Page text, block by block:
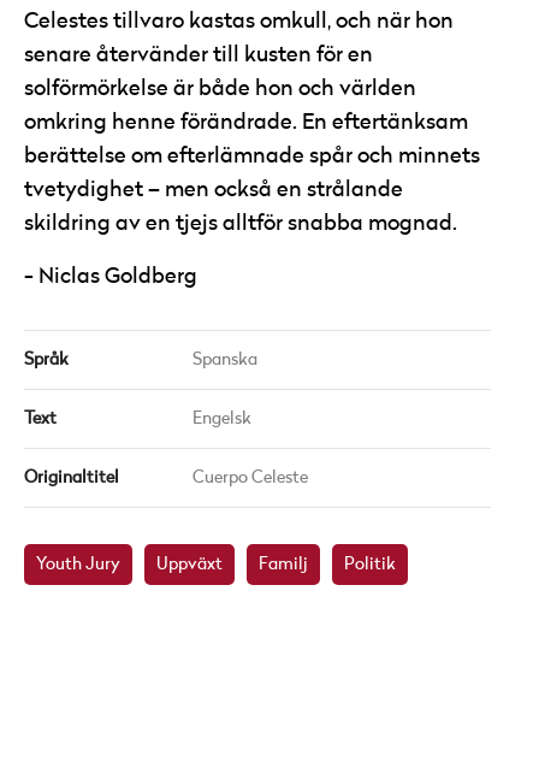
Celestes tillvaro kastas omkull, och när hon
senare återvänder till kusten för en
solförmörkelse är både hon och världen
omkring henne förändrade. En eftertänksam
berättelse om efterlämnade spår och minnets
tvetydighet – men också en strålande
skildring av en tjejs alltför snabba mognad.
Niclas Goldberg
Språk Spanska
Text Engelsk
Originaltitel Cuerpo Celeste
Youth Jury Uppväxt Familj Politik